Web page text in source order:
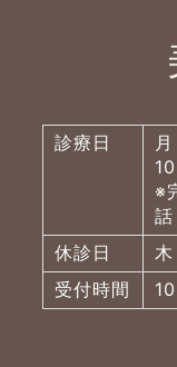
診療日
※
話
休診日
受付時間